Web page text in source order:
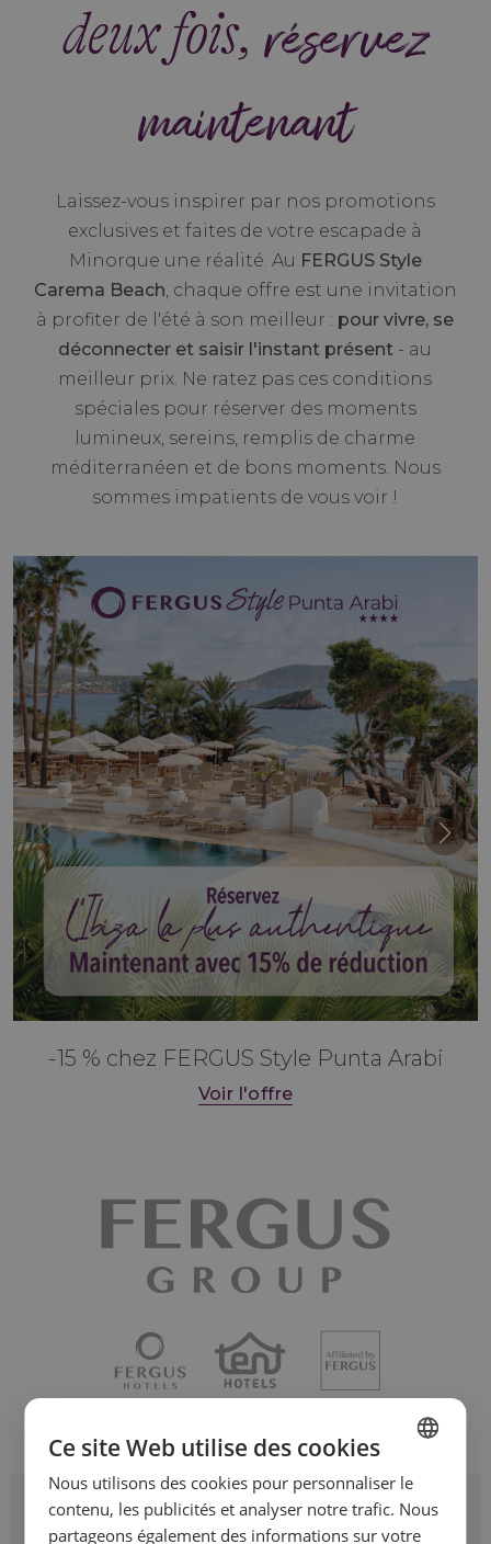
deux fois, réservez
maintenant
Laissez-vous inspirer par nos promotions
exclusives et faites de votre escapade à
Minorque une réalité. Au FERGUS Style
Carema Beach, chaque offre est une invitation
à profiter de l'été à son meilleur : pour vivre, se
déconnecter et saisir l'instant présent - au
meilleur prix. Ne ratez pas ces conditions
spéciales pour réserver des moments
lumineux, sereins, remplis de charme
méditerranéen et de bons moments. Nous
sommes impatients de vous voir !
-15 % chez FERGUS Style Punta Arabi
Voir l'offre
Inscrivez-vous à notre
SPANISH
ENGLISH
Ce site Web utilise des cookies
Nous utilisons des cookies pour personnaliser le
contenu, les publicités et analyser notre trafic. Nous
partageons également des informations sur votre